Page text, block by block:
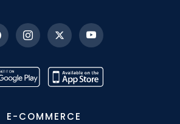
E-COMMERCE